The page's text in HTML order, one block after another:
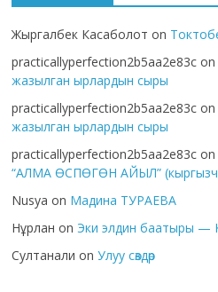
Жыргалбек Касаболот on
practicallyperfection2b5aa2e83c
жазылган ырлардын сыры
practicallyperfection2b5aa2e83c
жазылган ырлардын сыры
practicallyperfection2b5aa2e83c
“АЛМА ӨСПӨГӨН АЙЫЛ”
Nusya on Мадина ТУРАЕВА
Нұрлан on Эки элдин баатыры —
Султанали onУлуу сөздөр